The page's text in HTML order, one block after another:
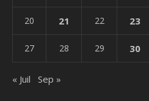
20 21 22 23
27 28 29 30
« Juil Sep »